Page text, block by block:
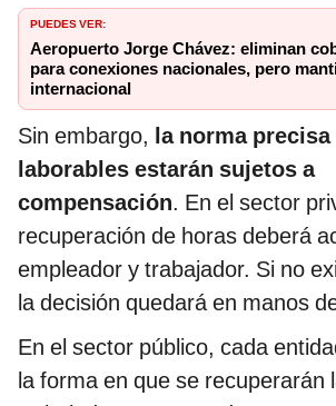
PUEDES VER:
Aeropuerto Jorge Chávez: eliminan
para conexiones nacionales, pero
internacional
Sin embargo, la norma
laborables estarán sujetos a
compensación. En el sector
recuperación de horas deberá
empleador y trabajador. Si no
la decisión quedará en manos
En el sector público, cada
la forma en que se recuperarán